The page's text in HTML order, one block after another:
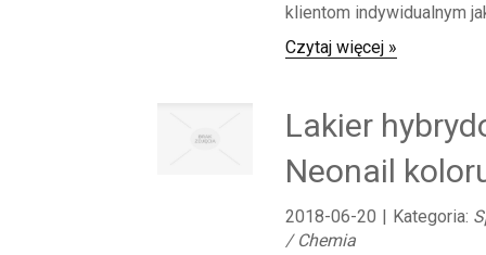
klientom indywidualnym
Czytaj więcej »
Lakier
Neonail
2018-06-20 | Kategoria:
/ Chemia